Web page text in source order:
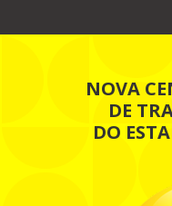
NOVA
DE
DO